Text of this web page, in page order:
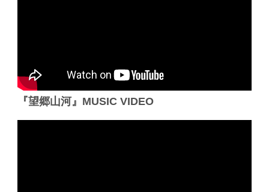
『望郷山河』MUSIC VIDEO